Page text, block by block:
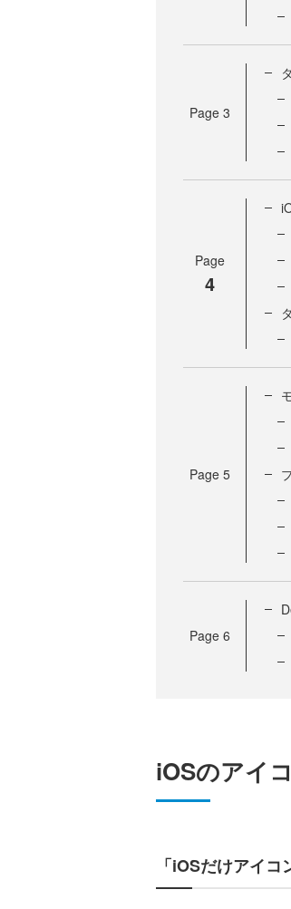
Page 3
Page
4
Page 5
Page 6
iOSのアイ
「iOSだけアイ